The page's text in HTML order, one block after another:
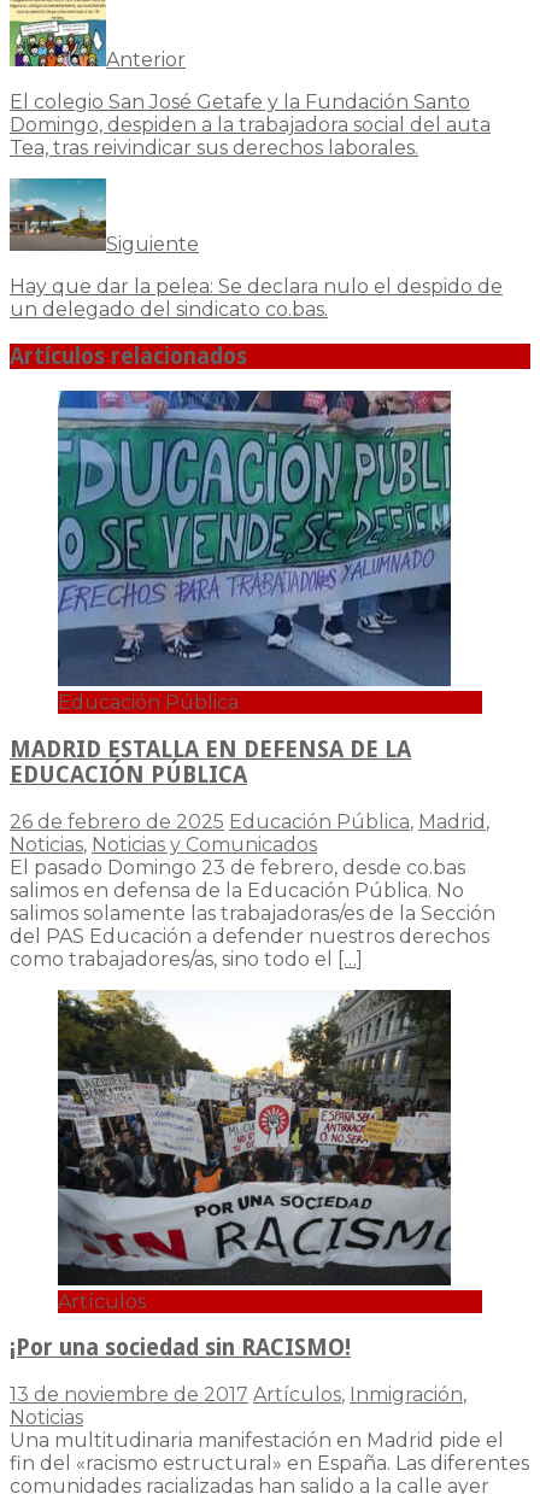
Anterior
El colegio San José Getafe y la Fundación Santo
Domingo, despiden a la trabajadora social del auta
Tea, tras reivindicar sus derechos laborales.
Siguiente
Hay que dar la pelea: Se declara nulo el despido de
un delegado del sindicato co.bas.
Artículos relacionados
Educación Pública
MADRID ESTALLA EN DEFENSA DE LA
EDUCACIÓN PÚBLICA
26 de febrero de 2025 Educación Pública, Madrid ,
Noticias, Noticias y Comunicados
El pasado Domingo 23 de febrero, desde co.bas
salimos en defensa de la Educación Pública. No
salimos solamente las trabajadoras/es de la Sección
del PAS Educación a defender nuestros derechos
como trabajadores/as, sino todo el
[…]
Artículos
¡Por una sociedad sin RACISMO!
13 de noviembre de 2017 Artículos, Inmigración,
Noticias
Una multitudinaria manifestación en Madrid pide el
fin del «racismo estructural» en España. Las diferentes
comunidades racializadas han salido a la calle ayer